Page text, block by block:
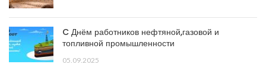
C Днём работников нефтяной,газовой и
топливной промышленности
05.09.2025